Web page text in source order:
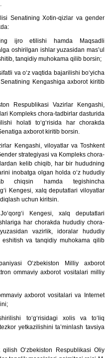
Senatining Xotin-qizlar va gender
ijro etilishi hamda Maqsadli
oshirilgan ishlar yuzasidan mas’ul
tanqidiy muhokama qilib borsin;
va o‘z vaqtida bajarilishi bo‘yicha
Kengashiga axborot kiritib
Respublikasi Vazirlar Kengashi,
Kompleks chora-tadbirlar dasturida
holati to‘g‘risida har chorakda
axborot kiritib borsin.
Kengashi, viloyatlar va Toshkent
strategiyasi va Kompleks chora-
kelib chiqib, har bir hududning
inobatga olgan holda o‘z hududiy
chiqsin hamda tegishincha
Kengesi, xalq deputatlari viloyatlar
uchun kiritsin.
Kengesi, xalq deputatlari
har chorakda hududiy chora-
vazirlik, idoralar hududiy
eshitish va tanqidiy muhokama qilib
O‘zbekiston Milliy axborot
ommaviy axborot vositalari milliy
axborot vositalari va Internet
to‘g‘risidagi xolis va to‘liq
yetkazilishini ta’minlash tavsiya
O‘zbekiston Respublikasi Oliy